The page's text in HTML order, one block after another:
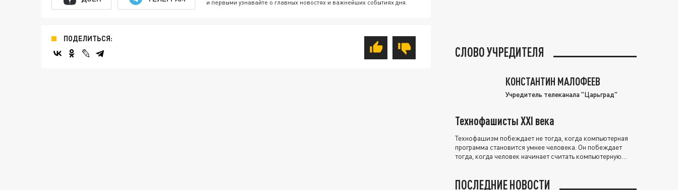
и первыми узнавайте о главных новостях и важнейших событиях дня.
ПОДЕЛИТЬСЯ:
СЛОВО УЧРЕДИТЕЛЯ
КОНСТАНТИН МАЛОФЕЕВ
Учредитель телеканала "Царьград"
Технофашисты XXI века
Технофашизм побеждает не тогда, когда компьютерная
программа становится умнее человека. Он побеждает
тогда, когда человек начинает считать компьютерную
ПОСЛЕДНИЕ НОВОСТИ